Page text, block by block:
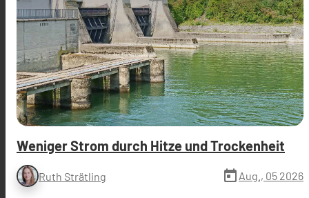
Weniger Strom durch Hitze und Trockenheit
Ruth Strätling today Aug., 05 2026